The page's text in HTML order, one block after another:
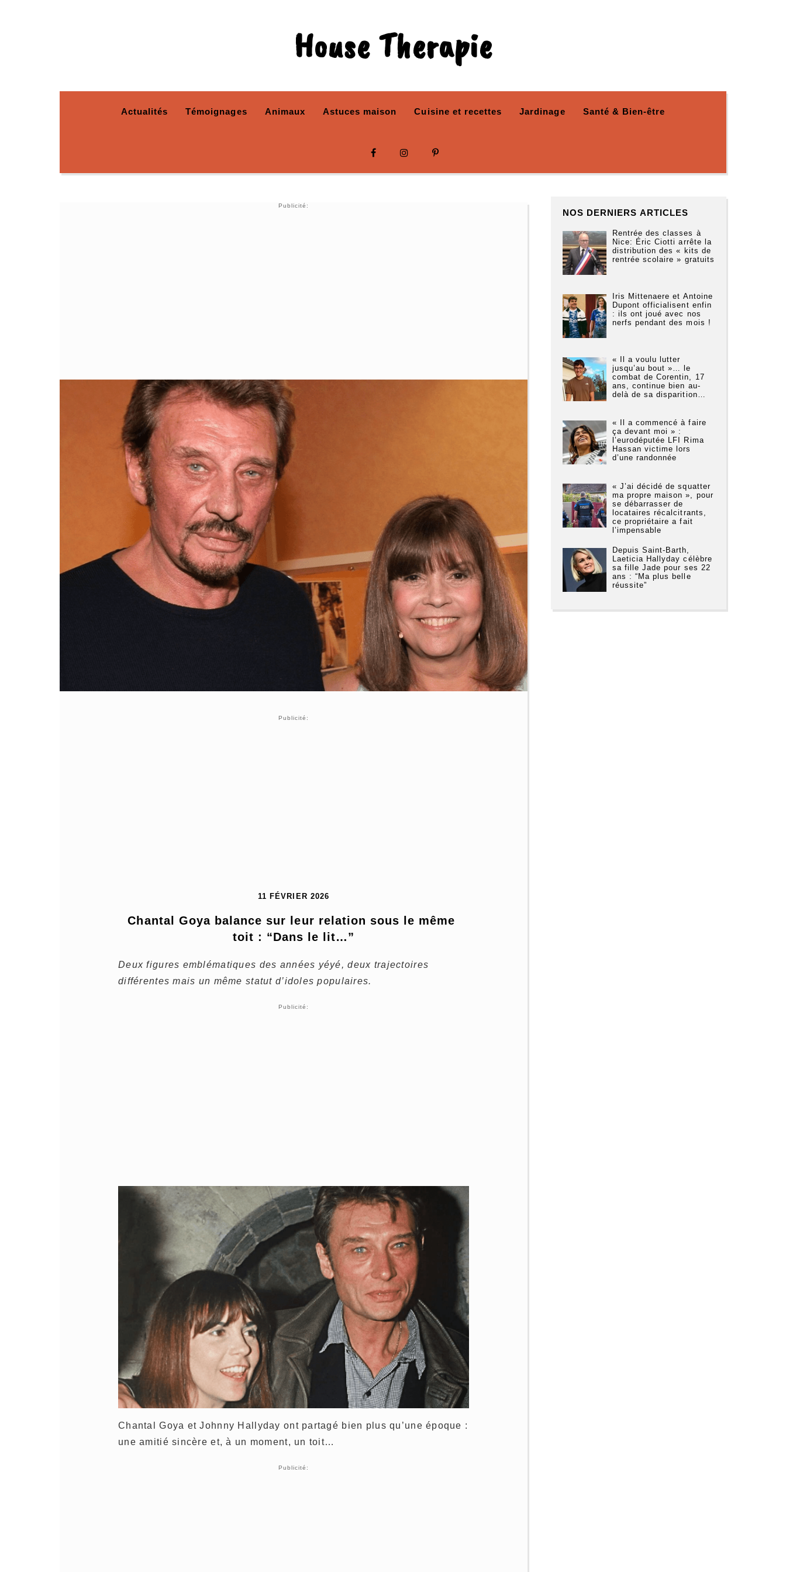
House Therapie
Actualités Témoignages Animaux Astuces maison Cuisine et recettes Jardinage Santé & Bien-être
Publicité:
Publicité:
11 FÉVRIER 2026
Chantal Goya balance sur leur relation sous le même
toit : “Dans le lit…”
Deux figures emblématiques des années yéyé, deux trajectoires
différentes mais un même statut d’idoles populaires.
Publicité:
Chantal Goya et Johnny Hallyday ont partagé bien plus qu’une époque :
une amitié sincère et, à un moment, un toit…
Publicité:
NOS DERNIERS ARTICLES
Rentrée des classes à
Nice: Éric Ciotti arrête la
distribution des « kits de
rentrée scolaire » gratuits
Iris Mittenaere et Antoine
Dupont officialisent enfin
: ils ont joué avec nos
nerfs pendant des mois !
« Il a voulu lutter
jusqu’au bout »… le
combat de Corentin, 17
ans, continue bien au-
delà de sa disparition…
« Il a commencé à faire
ça devant moi » :
l’eurodéputée LFI Rima
Hassan victime lors
d’une randonnée
« J’ai décidé de squatter
ma propre maison », pour
se débarrasser de
locataires récalcitrants,
ce propriétaire a fait
l’impensable
Depuis Saint-Barth,
Laeticia Hallyday célèbre
sa fille Jade pour ses 22
ans : “Ma plus belle
réussite”